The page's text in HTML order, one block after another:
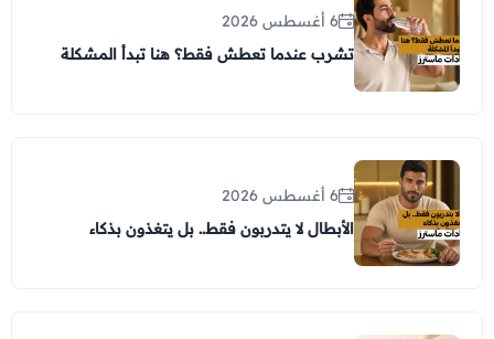
6 أغسطس 2026
تشرب عندما تعطش فقط؟ هنا تبدأ المشكلة
6 أغسطس 2026
الأبطال لا يتدربون فقط.. بل يتغذون بذكاء